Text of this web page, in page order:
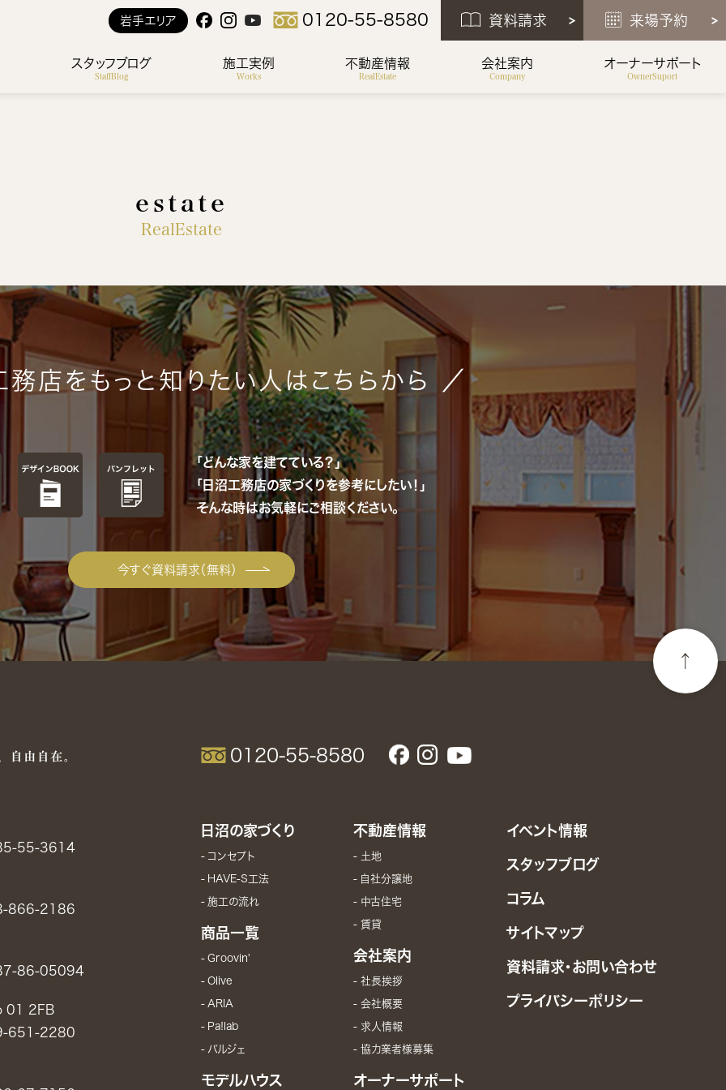
岩手エリア 0120-55-8580 資料請求 来場予約
スタッフブログ
StaffBlog
施工実例
Works
不動産情報
RealEstate
会社案内
Company
オーナーサポート
OwnerSuport
estate
RealEstate
店をもっと知りたい人はこちらから ／
「どんな家を建てている？」
「日沼工務店の家づくりを参考にしたい！」
そんな時はお気軽にご相談ください。
今すぐ資料請求（無料）
55-3614
866-2186
86-05094
01 2FB
651-2280
0120-55-8580
日沼の家づくり
コンセプト
HAVE-S工法
施工の流れ
商品一覧
Groovin'
Olive
ARIA
Pa!lab
パルジェ
モデルハウス
不動産情報
土地
自社分譲地
中古住宅
賃貸
会社案内
社長挨拶
会社概要
求人情報
協力業者様募集
オーナーサポート
イベント情報
スタッフブログ
コラム
サイトマップ
資料請求・お問い合わせ
プライバシーポリシー